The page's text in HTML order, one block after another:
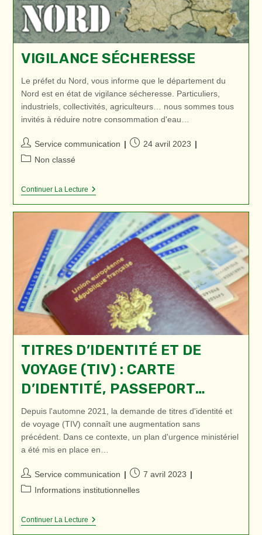
VIGILANCE SÉCHERESSE
Le préfet du Nord, vous informe que le département du
Nord est en état de vigilance sécheresse. Particuliers,
industriels, collectivités, agriculteurs… nous sommes tous
invités à réduire notre consommation d'eau…
Auteur/autrice
de
Service communication
Publication
24 avril 2023
PostNon classé
Continuer La LectureVigilance
TITRES D’IDENTITÉ ET DE
VOYAGE (TIV) : CARTE
D’IDENTITÉ, PASSEPORT…
Depuis l'automne 2021, la demande de titres d'identité et
de voyage (TIV) connaît une augmentation sans
précédent. Dans ce contexte, un plan d'urgence ministériel
a été mis en place en…
Auteur/autrice
de
Service communication
Publication
publiée :
7 avril 2023
PostInformations institutionnelles
Continuer La LectureTitres